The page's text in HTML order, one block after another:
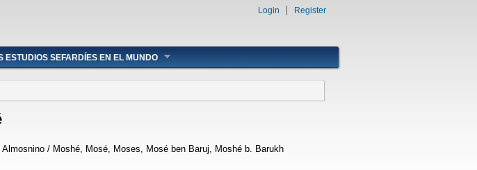
Login Register
ESTUDIOS SEFARDÍES EN EL MUNDO
Almosnino / Moshé, Mosé, Moses, Mosé ben Baruj, Moshé b. Barukh